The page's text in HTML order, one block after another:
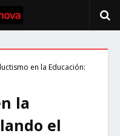
en la Educación:
la
el